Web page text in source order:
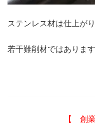
ステンレス材は仕上が
若干難削材ではありま
【 創